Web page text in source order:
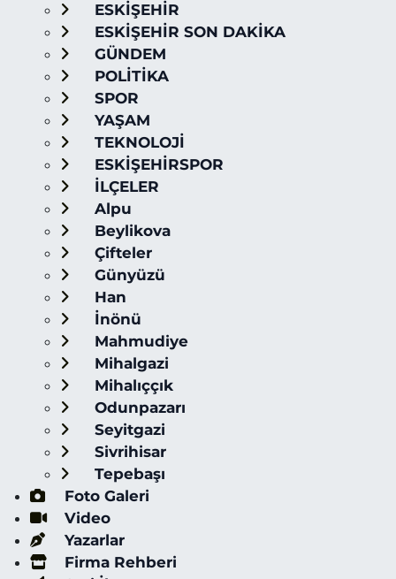
ESKİŞEHİR
ESKİŞEHİR SON DAKİKA
GÜNDEM
POLİTİKA
SPOR
YAŞAM
TEKNOLOJİ
ESKİŞEHİRSPOR
İLÇELER
Alpu
Beylikova
Çifteler
Günyüzü
Han
İnönü
Mahmudiye
Mihalgazi
Mihalıççık
Odunpazarı
Seyitgazi
Sivrihisar
Tepebaşı
Foto Galeri
Video
Yazarlar
Firma Rehberi